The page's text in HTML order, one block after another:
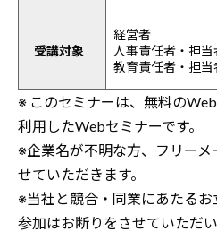
受講対象
経営者
人事責任者・担当
教育責任者・担当
※ このセミナーは、無料の
利用したWebセミナーです。
※企業名が不明な方、フリー
せていただきます。
※当社と競合・同業にあたる
参加はお断りをさせていただい